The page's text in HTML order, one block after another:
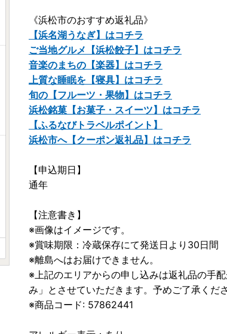
《浜松市のおすすめ返礼品》
【浜名湖うなぎ】はコチラ
ご当地グルメ【浜松餃子】はコチラ
音楽のまちの【楽器】はコチラ
上質な睡眠を【寝具】はコチラ
旬の【フルーツ・果物】はコチラ
浜松銘菓【お菓子・スイーツ】はコチラ
【ふるなびトラベルポイント】
浜松市へ【クーポン返礼品】はコチラ
【申込期日】
通年
【注意書き】
※画像はイメージです。
※賞味期限：冷蔵保存にて発送日より30日間
※離島へはお届けできません。
※上記のエリアからの申し込みは返礼品の手
み」とさせていただきます。予めご了承くだ
※商品コード: 57862441